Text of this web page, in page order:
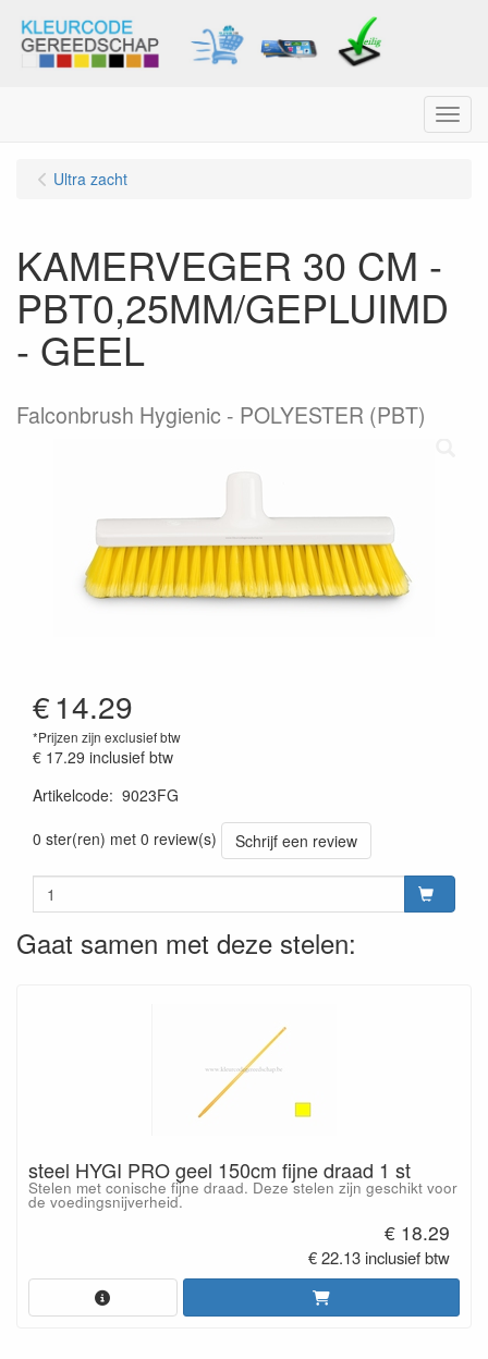
Menu
Ultra zacht
KAMERVEGER 30 CM -
PBT0,25MM/GEPLUIMD
- GEEL
Falconbrush Hygienic - POLYESTER (PBT)
€14.29
*Prijzen zijn exclusief btw
€ 17.29 inclusief btw
Artikelcode: 9023FG
0 ster(ren) met 0 review(s)
Schrijf een review
Gaat samen met deze stelen:
steel HYGI PRO geel 150cm fijne draad 1 st
Stelen met conische fijne draad. Deze stelen zijn geschikt voor
de voedingsnijverheid.
€ 18.29
€ 22.13 inclusief btw